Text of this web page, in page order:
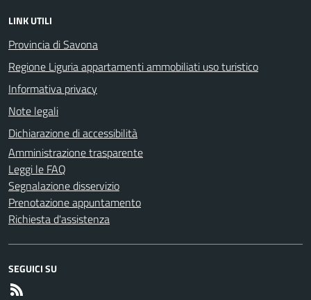
LINK UTILI
Provincia di Savona
Regione Liguria appartamenti ammobiliati uso turistico
Informativa privacy
Note legali
Dichiarazione di accessibilità
Amministrazione trasparente
Leggi le FAQ
Segnalazione disservizio
Prenotazione appuntamento
Richiesta d'assistenza
SEGUICI SU